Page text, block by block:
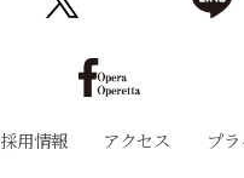
採用情報 アクセス
プ